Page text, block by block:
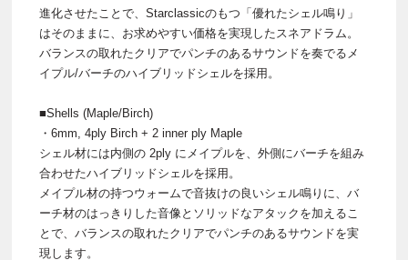
進化させたことで、Starclassicのもつ「優れたシェル鳴り」
はそのままに、お求めやすい価格を実現したスネアドラム。
バランスの取れたクリアでパンチのあるサウンドを奏でるメ
イプル/バーチのハイブリッドシェルを採用。
■Shells (Maple/Birch)
・6mm, 4ply Birch + 2 inner ply Maple
シェル材には内側の 2ply にメイプルを、外側にバーチを組み
合わせたハイブリッドシェルを採用。
メイプル材の持つウォームで音抜けの良いシェル鳴りに、バ
ーチ材のはっきりした音像とソリッドなアタックを加えるこ
とで、バランスの取れたクリアでパンチのあるサウンドを実
現します。